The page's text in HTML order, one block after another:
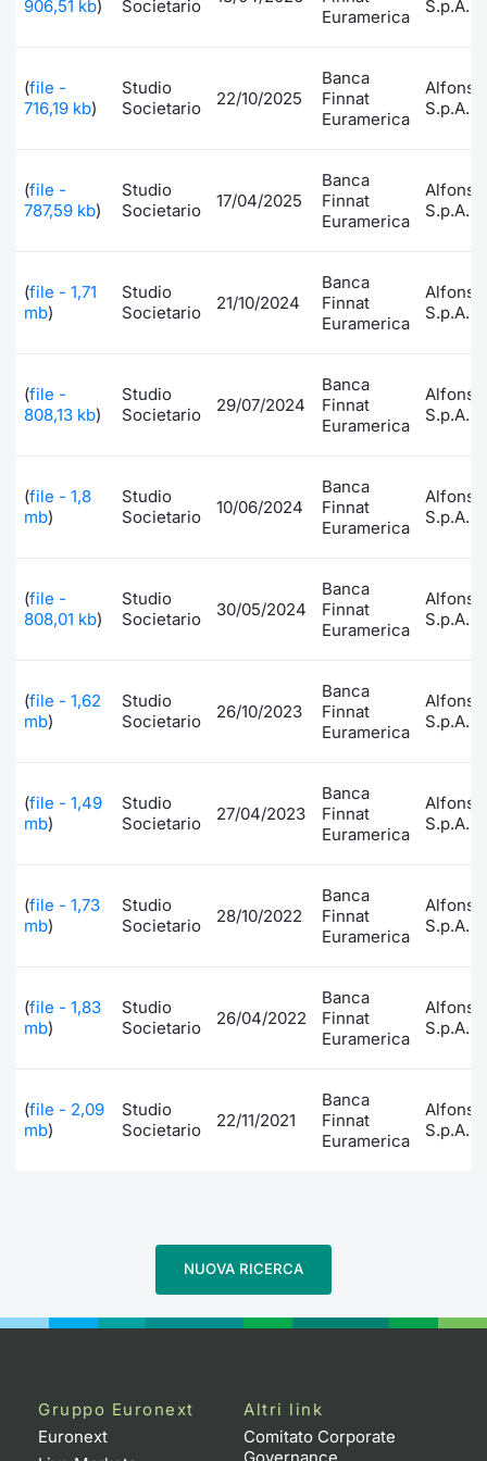
906,51 kb)
Societario
Euramerica
S.p.A.
(file -
716,19 kb)
Studio
Societario
22/10/2025
Banca
Finnat
Euramerica
S.p.A.
(file -
787,59 kb)
Studio
Societario
17/04/2025
Banca
Finnat
Euramerica
S.p.A.
(file - 1,71
mb)
Studio
Societario
21/10/2024
Banca
Finnat
Euramerica
S.p.A.
(file -
808,13 kb)
Studio
Societario
29/07/2024
Banca
Finnat
Euramerica
S.p.A.
(file - 1,8
mb)
Studio
Societario
10/06/2024
Banca
Finnat
Euramerica
S.p.A.
(file -
808,01 kb)
Studio
Societario
30/05/2024
Banca
Finnat
Euramerica
S.p.A.
(file - 1,62
mb)
Studio
Societario
26/10/2023
Banca
Finnat
Euramerica
S.p.A.
(file - 1,49
mb)
Studio
Societario
27/04/2023
Banca
Finnat
Euramerica
S.p.A.
(file - 1,73
mb)
Studio
Societario
28/10/2022
Banca
Finnat
Euramerica
S.p.A.
(file - 1,83
mb)
Studio
Societario
26/04/2022
Banca
Finnat
Euramerica
S.p.A.
(file - 2,09
mb)
Studio
Societario
22/11/2021
Banca
Finnat
Euramerica
S.p.A.
NUOVA RICERCA
Listed Brands
IPO e Matricole
MiFID 2
BTP
OAT
BTP
Listing
Milan
RFQ
Chi siamo Dati di
Gruppo Euronext
Euronext
Altri link
Comitato Corporate
Governance